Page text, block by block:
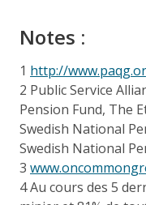
Notes :
1 http://
2 Public Service
Pension Fund, The
Swedish National
Swedish National
3
4 Au cours des 5